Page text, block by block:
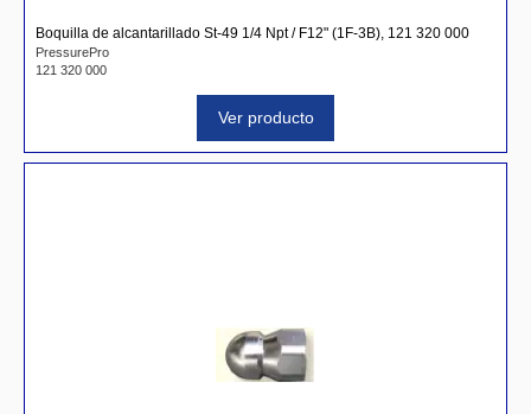
Boquilla de alcantarillado St-49 1/4 Npt / F12" (1F-3B), 121 320 000
PressurePro
121 320 000
Ver producto